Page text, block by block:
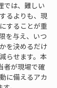
では、難しい
るよりも、現
することが重
を与え、いつ
を決めるだけ
らせます。本
者が現場で確
に備えるアカ